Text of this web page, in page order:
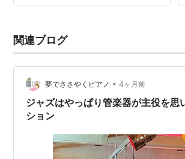
関連ブログ
夢でささやくピアノ • 4ヶ月前
ジャズはやっぱり管楽器が主役を思
ション